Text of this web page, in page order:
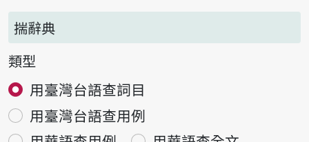
揣辭典
類型
用臺灣台語查詞目
用臺灣台語查用例